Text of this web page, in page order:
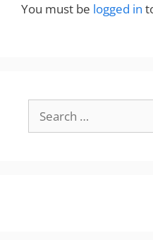
You must be logged in
for: